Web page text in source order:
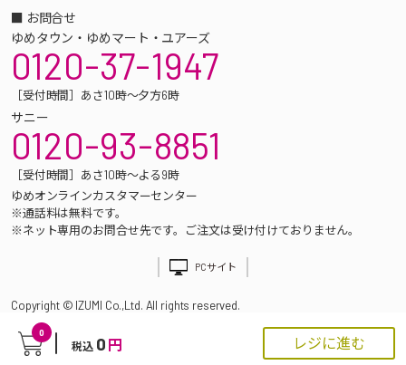
0
税込 0 円 レジに進む
■ お問合せ
ゆめタウン・ゆめマート・ユアーズ
0120-37-1947
［受付時間］あさ10時～夕方6時
サニー
0120-93-8851
［受付時間］あさ10時～よる9時
ゆめオンラインカスタマーセンター
※通話料は無料です。
※ネット専用のお問合せ先です。ご注文は受け付けておりません。
PCサイト
Copyright © IZUMI Co.,Ltd. All rights reserved.